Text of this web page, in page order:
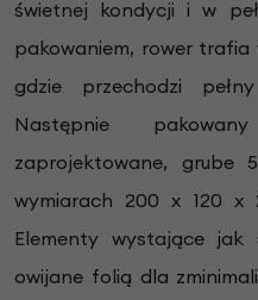
świetnej kondycji i w
pakowaniem, rower trafia
gdzie przechodzi
Następnie
zaprojektowane, grube
wymiarach 200 x 120 x
Elementy wystające jak
owijane folią dla